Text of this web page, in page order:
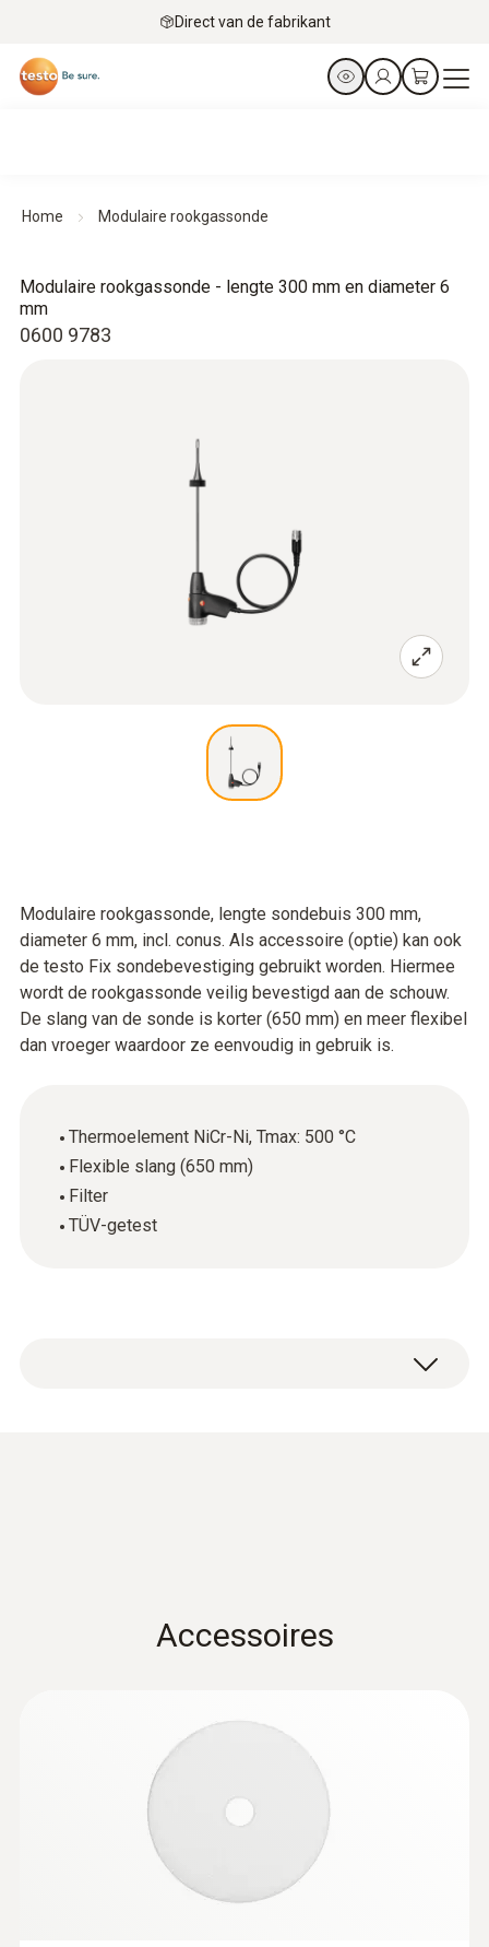
Direct van de fabrikant
Home Modulaire rookgassonde
0600 9783
Modulaire rookgassonde - lengte 300 mm en diameter 6
mm
Modulaire rookgassonde, lengte sondebuis 300 mm,
diameter 6 mm, incl. conus. Als accessoire (optie) kan ook
de testo Fix sondebevestiging gebruikt worden. Hiermee
wordt de rookgassonde veilig bevestigd aan de schouw.
De slang van de sonde is korter (650 mm) en meer flexibel
dan vroeger waardoor ze eenvoudig in gebruik is.
Thermoelement NiCr-Ni, Tmax: 500 °C
Flexible slang (650 mm)
Filter
TÜV-getest
Accessoires